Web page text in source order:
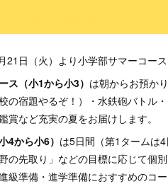
21日（火）より小学部サマーコー
ス（小1から小3） は朝からお預か
の宿題やるぞ！）・水鉄砲バトル
賞など充実の夏をお届けします。
4から小6） は5日間（第1タームは
野の先取り」などの目標に応じて個
級準備・進学準備におすすめのコー